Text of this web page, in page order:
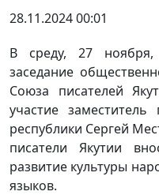
28.11.2024 00:01
В среду, 27 ноября,
заседание
Союза писателей
участие заместитель
республики Сергей
писатели Якутии
развитие культуры
языков.